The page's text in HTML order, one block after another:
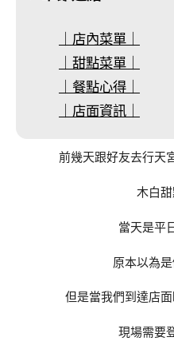
｜店內菜單｜
｜甜點菜單｜
｜餐點心得｜
｜店面資訊｜
前幾天跟好友去行天
木白
當天是平
原本以為
但是當我們到達店
現場需要